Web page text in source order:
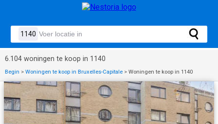
6.104 woningen te koop in 1140
Begin > Woningen te koop in Bruxelles-Capitale > Woningen te koop in 1140